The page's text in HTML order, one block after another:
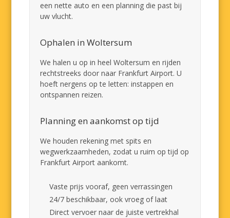
een nette auto en een planning die past bij
uw vlucht.
Ophalen in Woltersum
We halen u op in heel Woltersum en rijden
rechtstreeks door naar Frankfurt Airport. U
hoeft nergens op te letten: instappen en
ontspannen reizen.
Planning en aankomst op tijd
We houden rekening met spits en
wegwerkzaamheden, zodat u ruim op tijd op
Frankfurt Airport aankomt.
Vaste prijs vooraf, geen verrassingen
24/7 beschikbaar, ook vroeg of laat
Direct vervoer naar de juiste vertrekhal